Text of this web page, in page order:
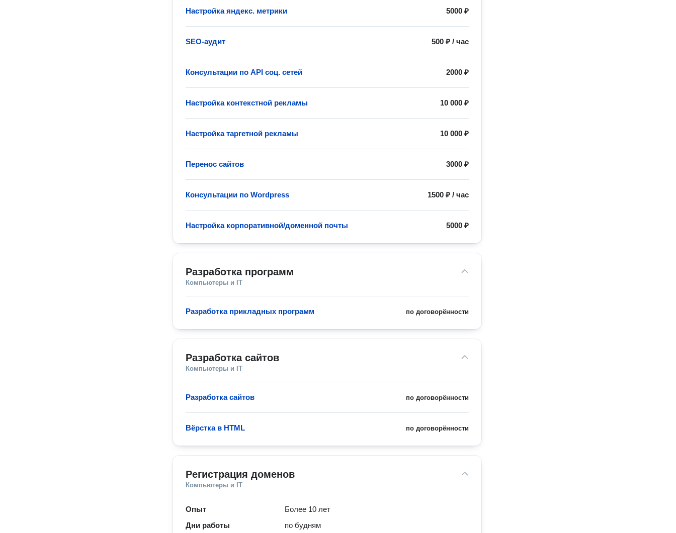
5000 ₽
Настройка яндекс. метрики
500 ₽ /час
SEO-аудит
2000 ₽
Консультации по API соц. сетей
10 000 ₽
Настройка контекстной рекламы
10 000 ₽
Настройка таргетной рекламы
3000 ₽
Перенос сайтов
1500 ₽ /час
Консультации по Wordpress
5000 ₽
Настройка корпоративной/доменной почты
Разработка программ
Компьютеры и IT
по договорённости
Разработка прикладных программ
Разработка сайтов
Компьютеры и IT
по договорённости
Разработка сайтов
по договорённости
Вёрстка в HTML
Регистрация доменов
Компьютеры и IT
Опыт
Более 10 лет
Дни работы
по будням